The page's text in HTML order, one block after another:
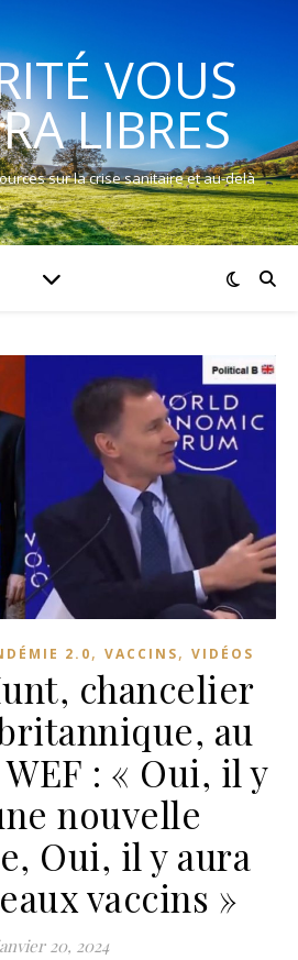
VOUS
LIBRES
sur la crise sanitaire et au-delà
2.0, VACCINS, VIDÉOS
chancelier
au
: « Oui, il y
nouvelle
Oui, il y aura
vaccins »
20, 2024